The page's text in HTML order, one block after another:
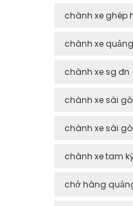
chành xe ghép
chành xe
chành xe sg đn
chành xe sài
chành xe sài
chành xe tam
chở hàng